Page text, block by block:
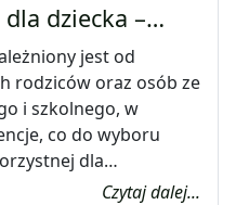
dziecka –…
jest od
rodziców oraz osób ze
i szkolnego, w
co do wyboru
dla…
Czytaj dalej...